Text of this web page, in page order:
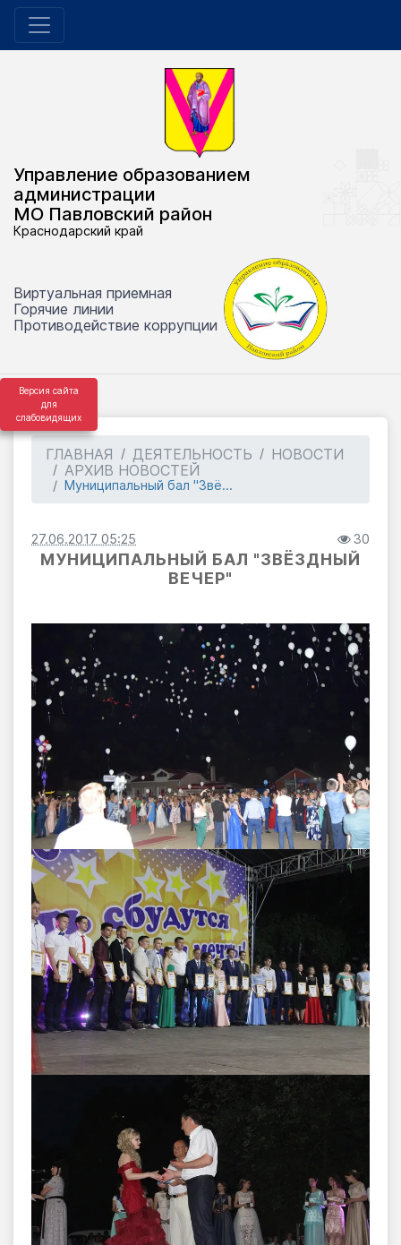
Версия сайта
для
слабовидящих
Управление образованием
администрации
МО Павловский район
Краснодарский край
Виртуальная приемная
Горячие линии
Противодействие коррупции
ГЛАВНАЯ ДЕЯТЕЛЬНОСТЬ
НОВОСТИ
АРХИВ НОВОСТЕЙ
Муниципальный бал "Звё...
27.06.2017 05:25 30
МУНИЦИПАЛЬНЫЙ БАЛ "ЗВЁЗДНЫЙ
ВЕЧЕР"